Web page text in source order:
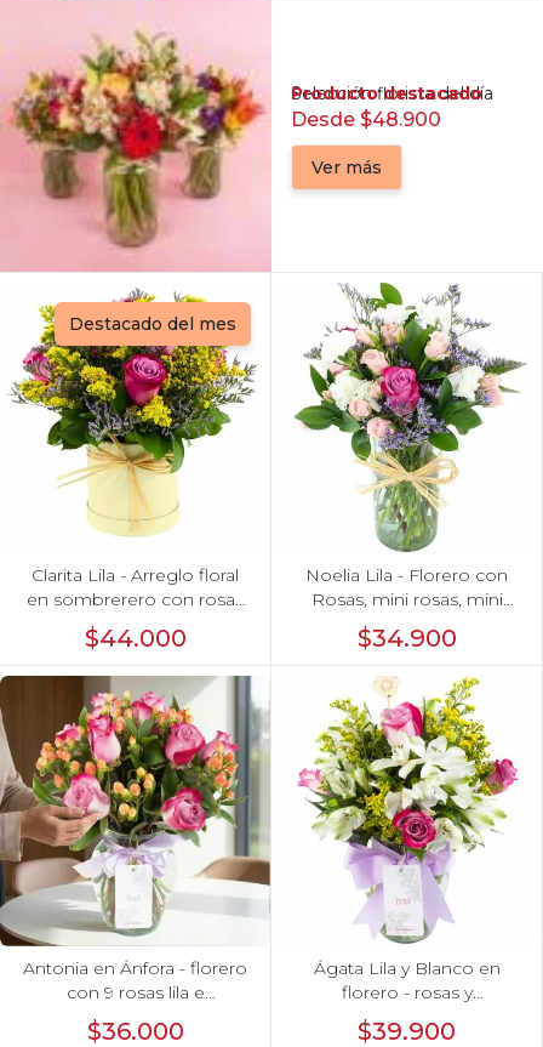
Producto destacado
Selección florista del día
Desde $48.900
Ver más
Destacado del mes
Clarita Lila - Arreglo floral
en sombrerero con rosas
lila, limonium y vara de oro
$44.000
Noelia Lila - Florero con
Rosas, mini rosas, mini
claveles y limonium
$34.900
Antonia en Ánfora - florero
con 9 rosas lila e
hypericum
$36.000
Ágata Lila y Blanco en
florero - rosas y
astromelias
$39.900